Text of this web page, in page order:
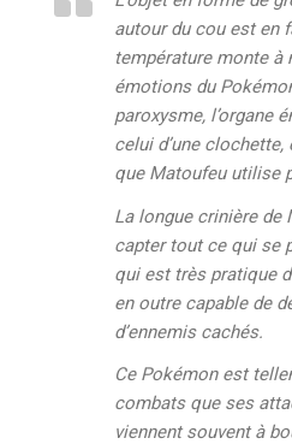
autour du cou est en
température monte à
émotions du
paroxysme, l’organe
celui d’une
que Matoufeu utilise
La longue crinière de
capter tout ce qui se
qui est très pratique
en outre capable de
d’ennemis cachés.
Ce Pokémon est
combats que ses
viennent souvent à